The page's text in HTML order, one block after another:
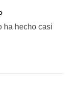
ha hecho casi